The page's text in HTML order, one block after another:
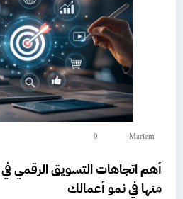
Mariem
0
منها في نمو أعمالك